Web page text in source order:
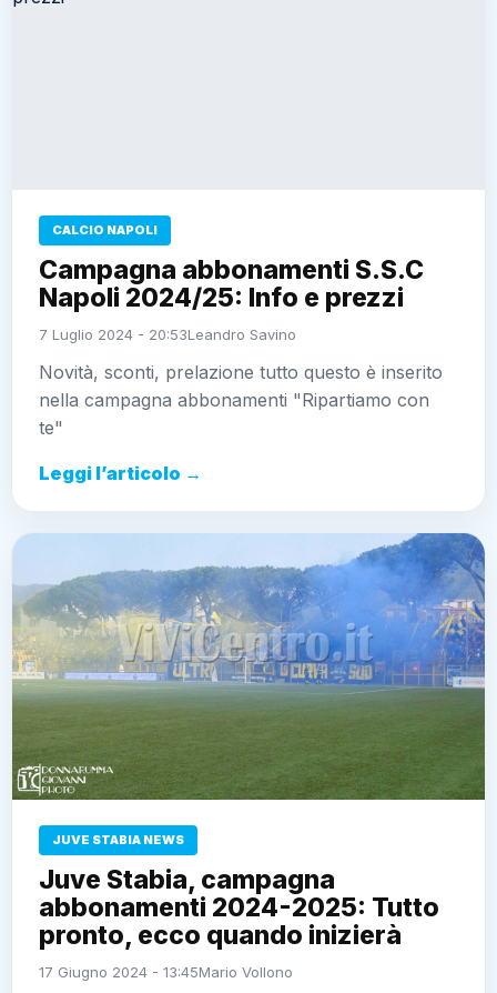
CALCIO NAPOLI
Campagna abbonamenti S.S.C
Napoli 2024/25: Info e prezzi
7 Luglio 2024 - 20:53Leandro Savino
Novità, sconti, prelazione tutto questo è inserito
nella campagna abbonamenti "Ripartiamo con
te"
Leggi l’articolo →
JUVE STABIA NEWS
Juve Stabia, campagna
abbonamenti 2024-2025: Tutto
pronto, ecco quando inizierà
17 Giugno 2024 - 13:45Mario Vollono